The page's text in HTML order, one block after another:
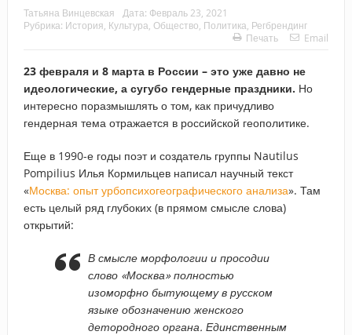
Татьяна Винцевская Дата: Февраль 23, 2021
Рубрика: История Культура Общество Политика Регбрендинг
Печать
Email
23 февраля и 8 марта в России – это уже давно не
идеологические, а сугубо гендерные праздники. Но
интересно поразмышлять о том, как причудливо
гендерная тема отражается в российской геополитике.
Еще в 1990-е годы поэт и создатель группы Nautilus
Pompilius Илья Кормильцев написал научный текст
«Москва: опыт урбопсихогеографического анализа». Там
есть целый ряд глубоких (в прямом смысле слова)
открытий:
В смысле морфологии и просодии
слово «Москва» полностью
изоморфно бытующему в русском
языке обозначению женского
детородного органа. Единственным